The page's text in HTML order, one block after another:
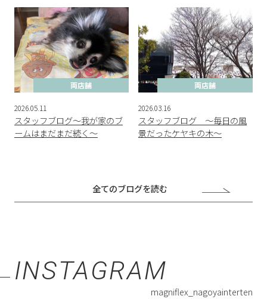
両店舗
2026.05.11
スタッフブログ～我が家のブ
ームはまだまだ続く～
両店舗
2026.03.16
スタッフブログ ～毎日の風
景だったケヤキの木～
全てのブログを読む
INSTAGRAM
magniflex_nagoyainterten